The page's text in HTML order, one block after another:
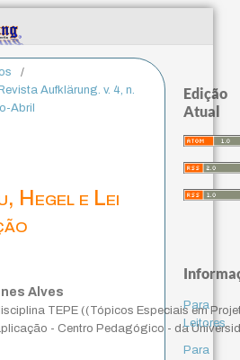
/
Aufklärung. v. 4, n.
Abril
Hegel e Lei
Alves
TEPE ((Tópicos Especiais em
- Centro Pedagógico - da
Edição
Atual
Para
Leitores
Para